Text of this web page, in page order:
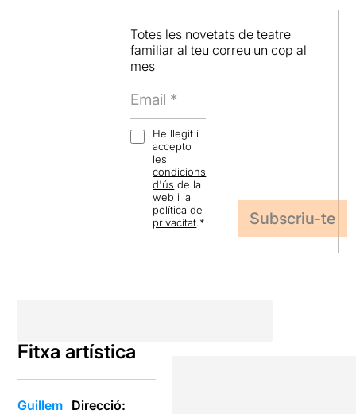
Totes les novetats de teatre
familiar al teu correu un cop al
mes
He llegit i
accepto
les
condicions
d'ús de la
web i la
política de
privacitat.*
Fitxa artística
Guillem Direcció: